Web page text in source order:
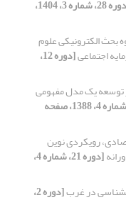
[دوره 28، شماره 3، 1404،
بحث الکترونیکی علوم
[دوره 12،
یک مدل مفهومی
[دوره 12، شماره 4، 1388، صفحه
رویکردی نوین
[دوره 21، شماره 4،
در غرب [دوره 2،